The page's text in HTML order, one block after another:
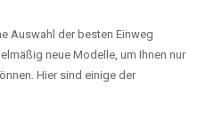
Auswahl der besten Einweg
neue Modelle, um Ihnen nur
Hier sind einige der